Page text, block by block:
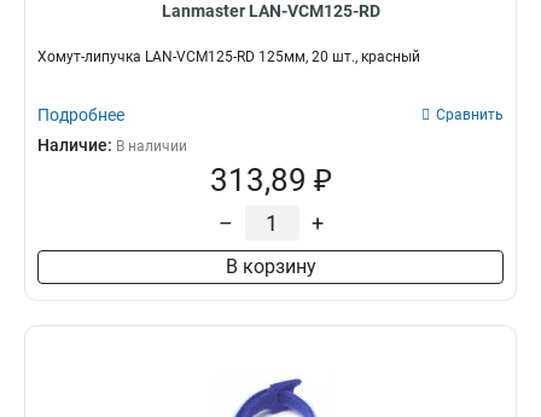
Lanmaster LAN-VCM125-RD
Хомут-липучка LAN-VCM125-RD 125мм, 20 шт., красный
Подробнее Сравнить
Наличие: В наличии
313,89 ₽
– +
В корзину